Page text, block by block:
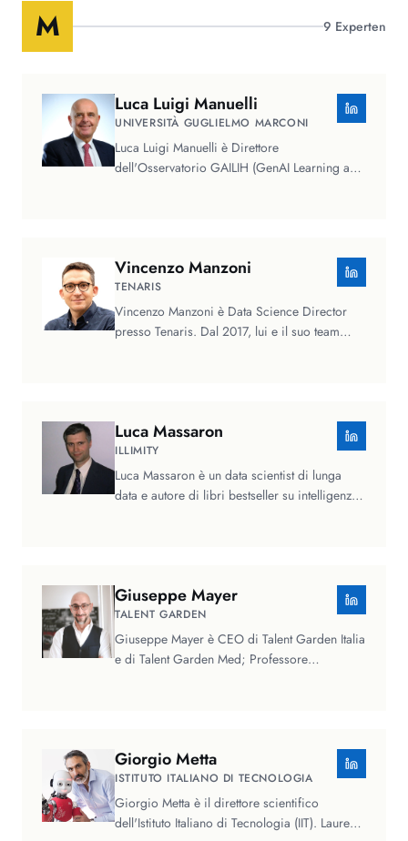
M 9 Experten
Luca Luigi Manuelli
UNIVERSITÀ GUGLIELMO MARCONI
Luca Luigi Manuelli è Direttore
dell'Osservatorio GAILIH (GenAI Learning and
VincenzoManzoni
TENARIS
Vincenzo Manzoni è Data Science Director
presso Tenaris. Dal 2017, lui e il suo team
LucaMassaron
ILLIMITY
Luca Massaron è un data scientist di lunga
data e autore di libri bestseller su intelligenza
GiuseppeMayer
TALENT GARDEN
Giuseppe Mayer è CEO di Talent Garden Italia
e di Talent Garden Med; Professore
GiorgioMetta
ISTITUTO ITALIANO DI TECNOLOGIA
Giorgio Metta è il direttore scientifico
dell'Istituto Italiano di Tecnologia (IIT). Laureato